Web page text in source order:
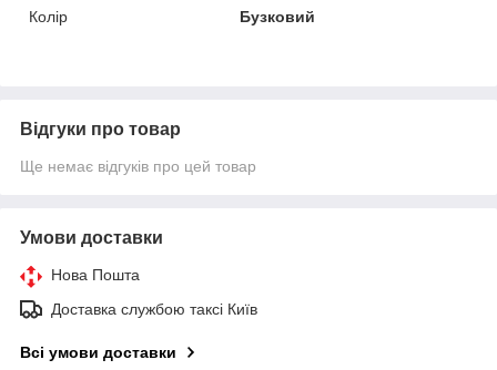
Колір
Бузковий
Відгуки про товар
Ще немає відгуків про цей товар
Умови доставки
Нова Пошта
Доставка службою таксі Київ
Всі умови доставки